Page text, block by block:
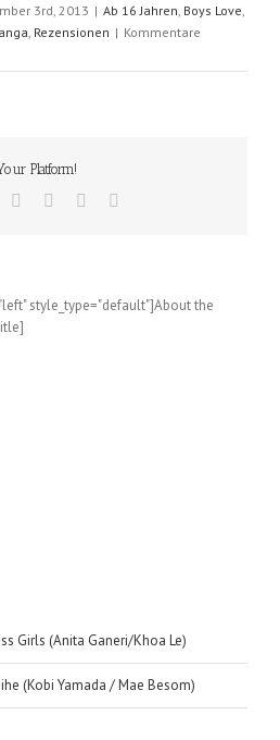
3rd, 2013 | Ab 16 Jahren Boys Love
Rezensionen | Kommentare
Platform!
style_type="default"]About the
Girls (Anita Ganeri/Khoa Le)
(Kobi Yamada / Mae Besom)